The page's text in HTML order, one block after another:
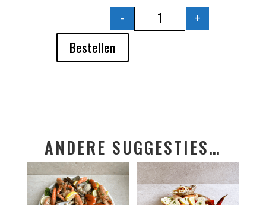
LANGOUSTINES
- +
Bestellen
ANDERE SUGGESTIES…